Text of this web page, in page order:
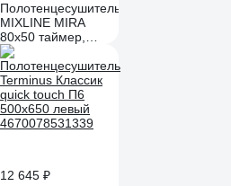
Полотенцесушитель
MIXLINE MIRA
80x50 таймер,
403Вт, 7
перекладин + полка
электрический
БЕЛЫЙ_ 556419
12 645 ₽